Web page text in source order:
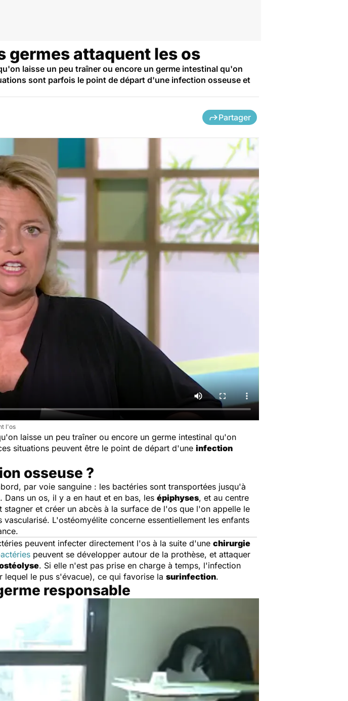
germes attaquent les os
laisse un peu traîner ou encore un germe intestinal qu'on
sont parfois le point de départ d'une infection osseuse et
Partager
l'os
laisse un peu traîner ou encore un germe intestinal qu'on
situations peuvent être le point de départ d'une infection
osseuse ?
par voie sanguine : les bactéries sont transportées jusqu'à
. Dans un os, il y a en haut et en bas, les épiphyses, et au centre
et créer un abcès à la surface de l'os que l'on appelle le
L'ostéomyélite concerne essentiellement les enfants
peuvent infecter directement l'os à la suite d'une chirurgie
peuvent se développer autour de la prothèse, et attaquer
. Si elle n'est pas prise en charge à temps, l'infection
lequel le pus s'évacue), ce qui favorise la surinfection.
responsable